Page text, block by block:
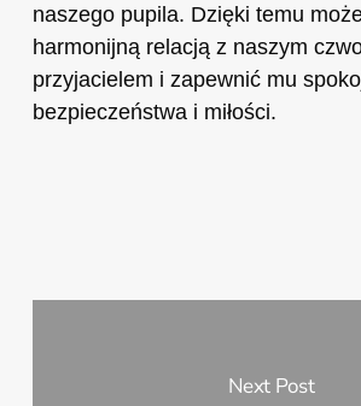
naszego pupila. Dzięki temu
harmonijną relacją z naszym
przyjacielem i zapewnić mu
bezpieczeństwa i miłości.
Next Post